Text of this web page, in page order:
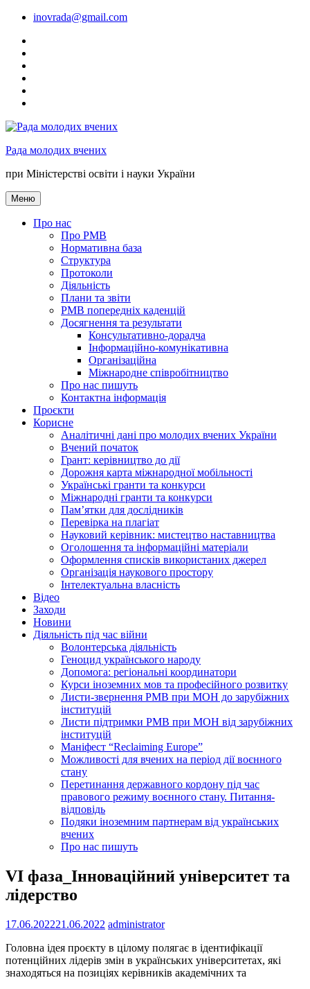
Перейти
вмісту
inovrada@gmail.com
Рада молодих вчених
при Міністерстві освіти і науки України
Меню
Про нас
Про РМВ
Нормативна база
Cтруктура
Протоколи
Діяльність
Плани та звіти
РМВ попередніх каденцій
Досягнення та результати
Консультативно-дорадча
Інформаційно-комунікативна
Організаційна
Міжнародне співробітництво
Про нас пишуть
Контактна інформація
Проєкти
Корисне
Аналітичні дані про молодих вчених України
Вчений початок
Грант: керівництво до дії
Дорожня карта міжнародної мобільності
Українські гранти та конкурси
Міжнародні гранти та конкурси
Памʼятки для дослідників
Перевірка на плагіат
Науковий керівник: мистецтво наставництва
Оголошення та інформаційні матеріали
Оформлення списків використаних джерел
Організація наукового простору
Інтелектуальна власність
Відео
Заходи
Новини
Діяльність під час війни
Волонтерська діяльність
Геноцид українського народу
Допомога: регіональні координатори
Курси іноземних мов та професійного розвитку
Листи-звернення РМВ при МОН до зарубіжних
інституцій
Листи підтримки РМВ при МОН від зарубіжних
інституцій
Маніфест “Reclaiming Europe”
Можливості для вчених на період дії воєнного
стану
Перетинання державного кордону під час
правового режиму воєнного стану. Питання-
відповідь
Подяки іноземним партнерам від українських
вчених
Про нас пишуть
VI фаза_Інноваційний університет та
лідерство
17.06.202221.06.2022 administrator
Головна ідея проєкту в цілому полягає в ідентифікації
потенційних лідерів змін в українських університетах, які
знаходяться на позиціях керівників академічних та